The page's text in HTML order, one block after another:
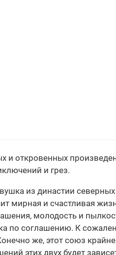
и откровенных
и грез.
из династии
мирная и счастливая
молодость и
по соглашению. К
же, этот союз
этих двух будет